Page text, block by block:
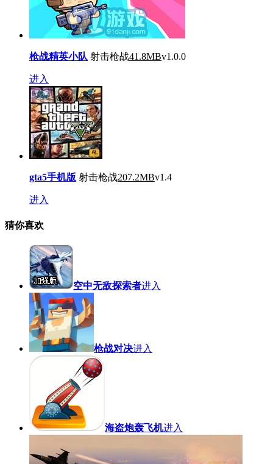
枪战精英小队 射击枪战41.8MBv1.0.0
进入
gta5手机版 射击枪战207.2MBv1.4
进入
猜你喜欢
空中无敌探索者进入
枪战对决进入
海盗炮轰飞机进入